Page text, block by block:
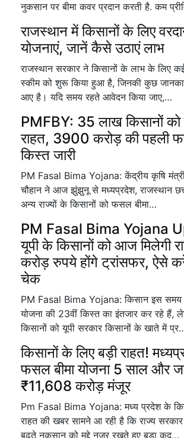
नुकसान पर बीमा कवर प्रदान करती है. कम
राजस्थान में किसानों के लिए
योजनाएं, जानें कैसे उठाएं लाभ
राजस्थान सरकार ने किसानों के लाभ के लिए
स्कीम को शुरू किया हुआ है, जिनकी कुछ
आए है। यदि समय रहते आवेदन किया जाए,…
PMFBY: 35 लाख किसानों को
राहत, 3900 करोड़ की पहली
किस्त जारी
PM Fasal Bima Yojana: केंद्रीय कृषि
चौहान ने आज झुंझुनू से मध्यप्रदेश, राजस्थान
अन्य राज्यों के किसानों को फसल बीमा…
PM Fasal Bima Yojana
यूपी के किसानों को आज मिलेगी
करोड़ रुपये होंगे ट्रांसफर, ऐसे
चेक
PM Fasal Bima Yojana: किसान इस समय
योजना की 23वीं किस्त का इंतजार कर रहे हैं,
किसानों को यूपी सरकार किसानों के खाते में
किसानों के लिए बड़ी राहत!
फसल बीमा योजना 5 साल और
₹11,608 करोड़ मंजूर
Pm Fasal Bima Yojana: मध्य प्रदेश के
राहत की खबर सामने आ रही है कि राज्य
बढ़ते नुकसान को मद्दे नजर रखते हुए बड़ा कद…